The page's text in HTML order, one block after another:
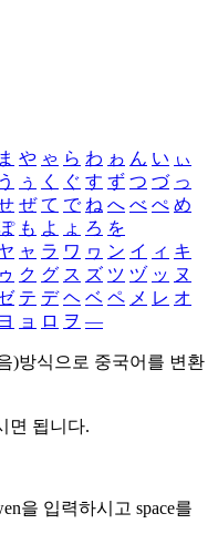
ま や ゃ ら わ ゎ ん い ぃ
う ぅ く ぐ す ず つ づ っ
ぜ て で ね へ べ ぺ め
も よ ょ ろ を
ャ ラ ワ ヮ ン イ ィ キ
ゥ ク グ ス ズ ツ ヅ ッ ヌ
テ デ ヘ ベ ペ メ レ オ
ヨ ョ ロ ヲ ―
)방식으로 중국어를 변환
면 됩니다.
을 입력하시고 space를